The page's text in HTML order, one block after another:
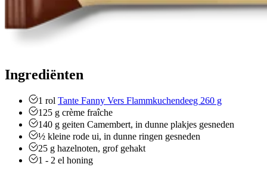
Ingrediënten
1 rol Tante Fanny Vers Flammkuchendeeg 260 g
125 g crème fraîche
140 g geiten Camembert, in dunne plakjes gesneden
½ kleine rode ui, in dunne ringen gesneden
25 g hazelnoten, grof gehakt
1 - 2 el honing